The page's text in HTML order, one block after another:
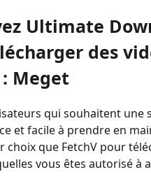
Ultimate
des
Meget
qui souhaitent une
et facile à prendre en
choix que FetchV pour
vous êtes autorisé à